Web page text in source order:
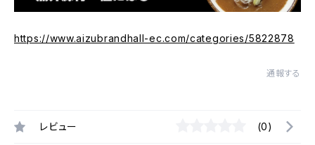
https://www.aizubrandhall-ec.com/categories/5822878
通報する
レビュー (0)